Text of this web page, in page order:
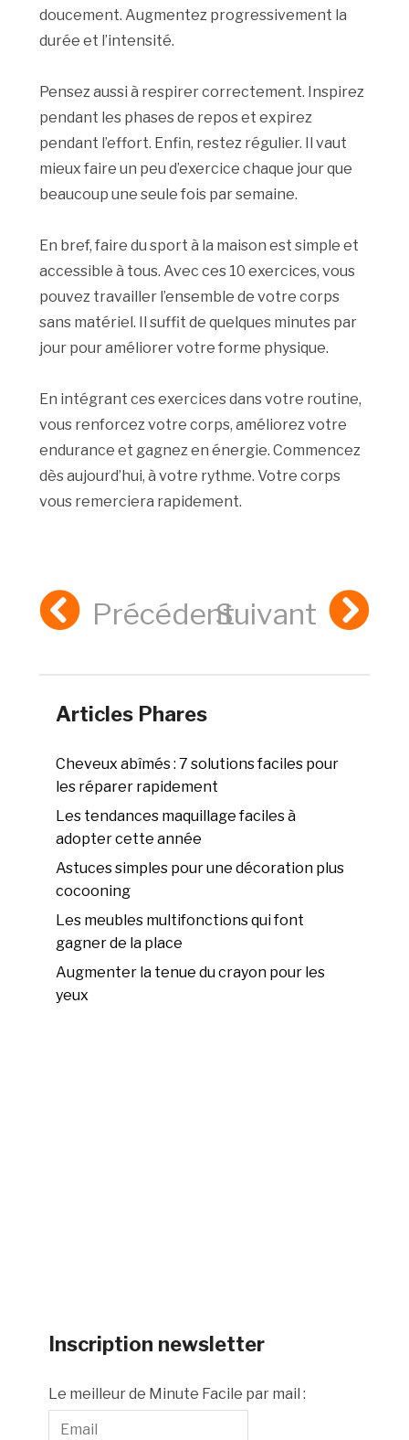
doucement. Augmentez progressivement la
durée et l’intensité.
Pensez aussi à respirer correctement. Inspirez
pendant les phases de repos et expirez
pendant l’effort. Enfin, restez régulier. Il vaut
mieux faire un peu d’exercice chaque jour que
beaucoup une seule fois par semaine.
En bref, faire du sport à la maison est simple et
accessible à tous. Avec ces 10 exercices, vous
pouvez travailler l’ensemble de votre corps
sans matériel. Il suffit de quelques minutes par
jour pour améliorer votre forme physique.
En intégrant ces exercices dans votre routine,
vous renforcez votre corps, améliorez votre
endurance et gagnez en énergie. Commencez
dès aujourd’hui, à votre rythme. Votre corps
vous remerciera rapidement.
PrécédentSuivant
Articles Phares
Cheveux abîmés : 7 solutions faciles pour
les réparer rapidement
Les tendances maquillage faciles à
adopter cette année
Astuces simples pour une décoration plus
cocooning
Les meubles multifonctions qui font
gagner de la place
Augmenter la tenue du crayon pour les
yeux
Inscription newsletter
Le meilleur de Minute Facile par mail :